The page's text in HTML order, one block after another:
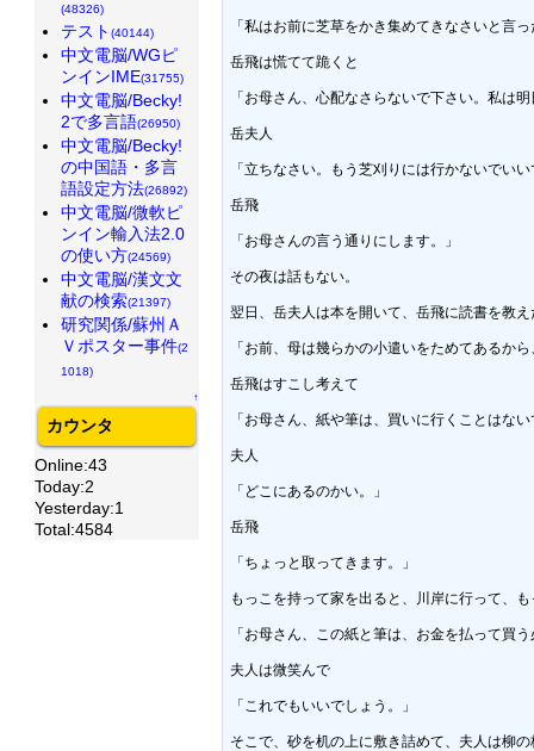
「私はお前に芝草をかき集めてきなさいと言
岳飛は慌てて跪くと
「お母さん、心配なさらないで下さい。私は
岳夫人
「立ちなさい。もう芝刈りには行かないでい
岳飛
「お母さんの言う通りにします。」
その夜は話もない。
翌日、岳夫人は本を開いて、岳飛に読書を教
「お前、母は幾らかの小遣いをためてあるか
岳飛はすこし考えて
「お母さん、紙や筆は、買いに行くことはな
夫人
「どこにあるのかい。」
岳飛
「ちょっと取ってきます。」
もっこを持って家を出ると、川岸に行って、
「お母さん、この紙と筆は、お金を払って買
夫人は微笑んで
「これでもいいでしょう。」
そこで、砂を机の上に敷き詰めて、夫人は柳
(48326)
テスト (40144)
中文電脳/WGピ
ンインIME(31755)
中文電脳/Becky!
2で多言語(26950)
中文電脳/Becky!
の中国語・多言
語設定方法(26892)
中文電脳/微軟ピ
ンイン輸入法2.0
の使い方(24569)
中文電脳/漢文文
献の検索(21397)
研究関係/蘇州Ａ
Ｖポスター事件(2
1018)
↑
カウンタ
Online:43
Today:2
Yesterday:1
Total:4584